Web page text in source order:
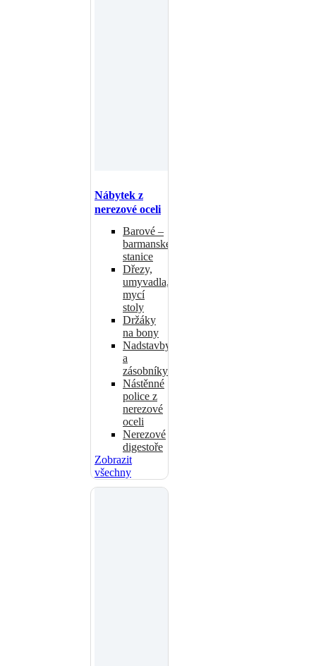
Nábytek z
nerezové oceli
Barové –
barmanské
stanice
Dřezy,
umyvadla,
mycí
stoly
Držáky
na bony
Nadstavby
a
zásobníky
Nástěnné
police z
nerezové
oceli
Nerezové
digestoře
Zobrazit
všechny